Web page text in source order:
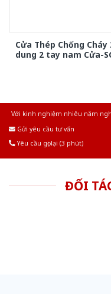
Cửa Thép Chống Cháy
dung 2 tay nam Cửa-
Với kinh nghiệm nhiêu năm
Gửi yêu cầu tư vấn
Yêu cầu gọi lại (3 phút)
ĐỐI